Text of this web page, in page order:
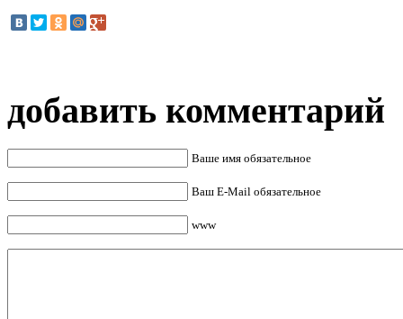
добавить комментарий
Ваше имя обязательное
Ваш E-Mail обязательное
www